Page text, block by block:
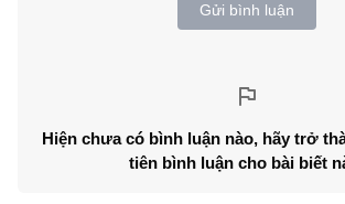
Gửi bình luận
Hiện chưa có bình luận nào, hãy trở
tiên bình luận cho bài biết